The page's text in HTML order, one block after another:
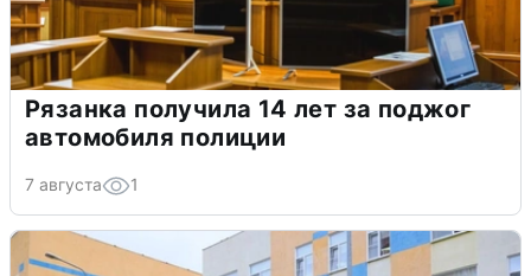
Рязанка получила 14 лет за поджог
автомобиля полиции
7 августа 1